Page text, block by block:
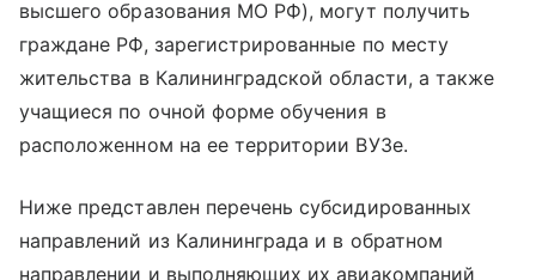
высшего образования МО РФ), могут получить
граждане РФ, зарегистрированные по месту
жительства в Калининградской области, а также
учащиеся по очной форме обучения в
расположенном на ее территории ВУЗе.
Ниже представлен перечень субсидированных
направлений из Калининграда и в обратном
направлении и выполняющих их авиакомпаний